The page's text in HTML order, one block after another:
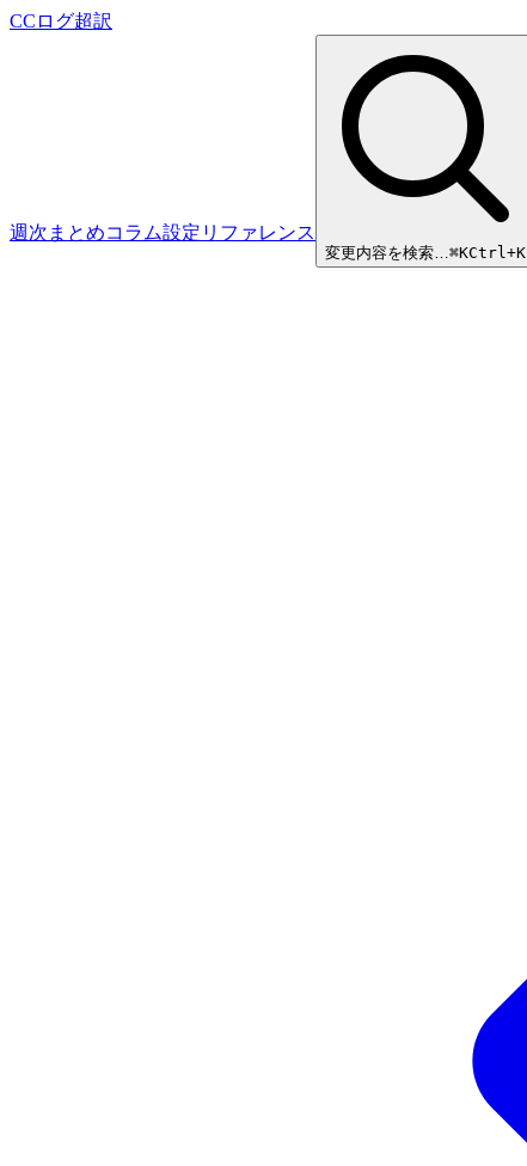
CCログ超訳
週次まとめコラム設定リファレンス
変更内容を検索…⌘KCtrl+K